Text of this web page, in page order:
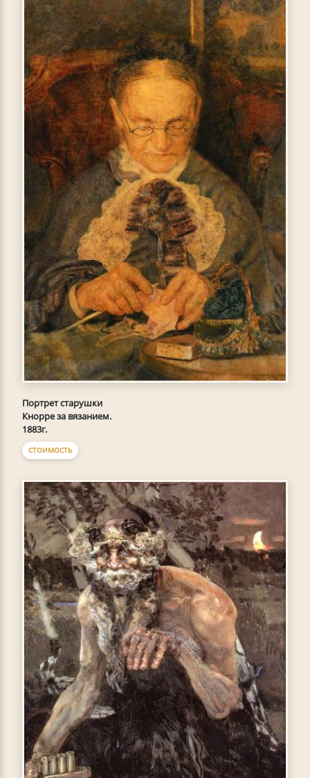
Портрет старушки
Кнорре за вязанием.
1883г.
СТОИМОСТЬ